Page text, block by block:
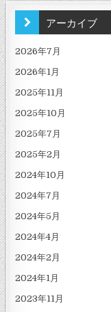
アーカイブ
2026年7月
2026年1月
2025年11月
2025年10月
2025年7月
2025年2月
2024年10月
2024年7月
2024年5月
2024年4月
2024年2月
2024年1月
2023年11月